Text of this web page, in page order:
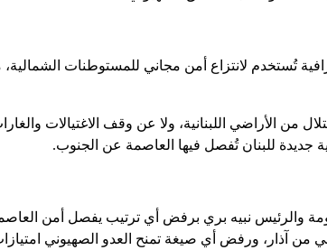
تُستخدم لانتزاع أمن مجاني للمستوطنات
من الأراضي اللبنانية، ولا عن وقف الاغتيالات
جديدة للبنان تُفصل فيها العاصمة عن الجنوب.
والرئيس نبيه بري برفض أي ترتيب يفصل أمن
من آذار، ورفض أي صيغة تمنح العدو الصهيوني